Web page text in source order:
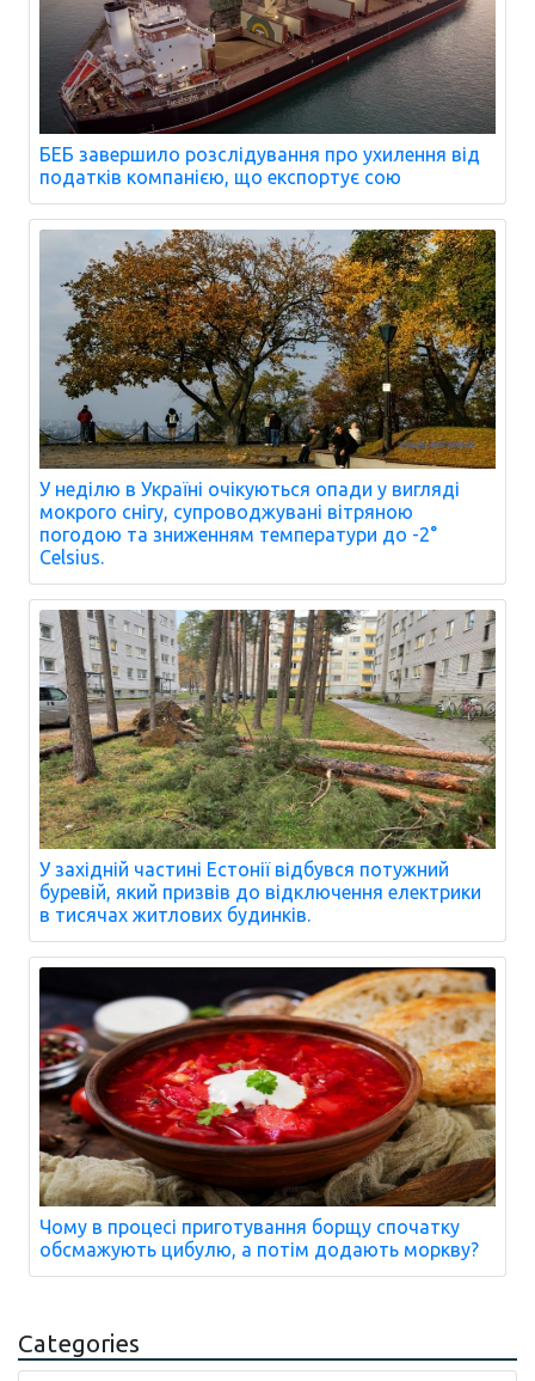
БЕБ завершило розслідування про ухилення від
податків компанією, що експортує сою
У неділю в Україні очікуються опади у вигляді
мокрого снігу, супроводжувані вітряною
погодою та зниженням температури до -2°
Celsius.
У західній частині Естонії відбувся потужний
буревій, який призвів до відключення електрики
в тисячах житлових будинків.
Чому в процесі приготування борщу спочатку
обсмажують цибулю, а потім додають моркву?
Categories